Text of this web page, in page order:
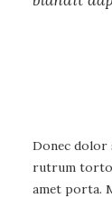
Donec dolor
rutrum
amet porta.